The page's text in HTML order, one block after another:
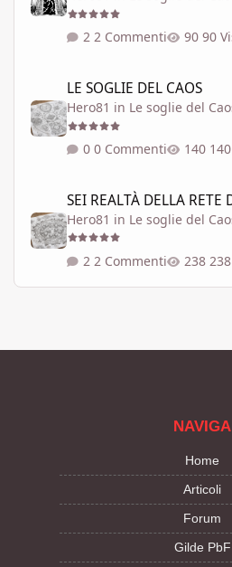
2 Commenti 90
LE SOGLIE DEL CAOS
Hero81 in Le soglie del
0 Commenti
SEI REALTÀ DELLA RETE
Hero81 in Le soglie del
2 Commenti
NAVIGA
Home
Articoli
Forum
Gilde PbF